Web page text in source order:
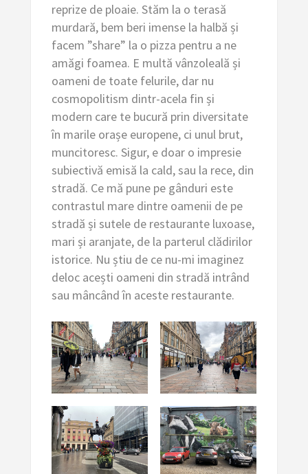
reprize de ploaie. Stăm la o terasă
murdară, bem beri imense la halbă și
facem ”share” la o pizza pentru a ne
amăgi foamea. E multă vânzoleală și
oameni de toate felurile, dar nu
cosmopolitism dintr-acela fin și
modern care te bucură prin diversitate
în marile orașe europene, ci unul brut,
muncitoresc. Sigur, e doar o impresie
subiectivă emisă la cald, sau la rece, din
stradă. Ce mă pune pe gânduri este
contrastul mare dintre oamenii de pe
stradă și sutele de restaurante luxoase,
mari și aranjate, de la parterul clădirilor
istorice. Nu știu de ce nu-mi imaginez
deloc acești oameni din stradă intrând
sau mâncând în aceste restaurante.